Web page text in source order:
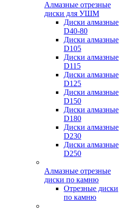
Алмазные отрезные
диски для УШМ
Диски алмазные
D40-80
Диски алмазные
D105
Диски алмазные
D115
Диски алмазные
D125
Диски алмазные
D150
Диски алмазные
D180
Диски алмазные
D230
Диски алмазные
D250
Алмазные отрезные
диски по камню
Отрезные диски
по камню